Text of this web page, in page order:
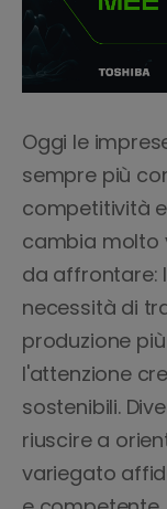
Oggi le
sempre più
competitività
cambia molto
da affrontare:
necessità di
produzione
l'attenzione
sostenibili.
riuscire a
variegato